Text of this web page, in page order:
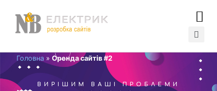
Головна » Оренда сайтів #2
ВИРІШИМ ВАШІ ПРОБЛЕМИ